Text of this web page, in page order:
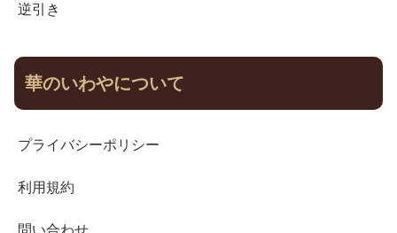
逆引き
華のいわやについて
プライバシーポリシー
利用規約
問い合わせ